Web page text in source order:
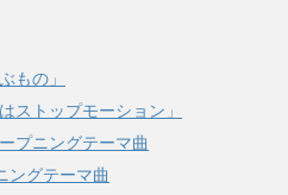
もの」
ストップモーション」
プニングテーマ曲
ングテーマ曲